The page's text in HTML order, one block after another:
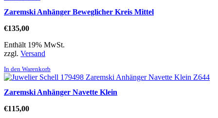
Zaremski Anhänger Beweglicher Kreis Mittel
€135,00
Enthält 19% MwSt.
zzgl. Versand
In den Warenkorb
Zaremski Anhänger Navette Klein
€115,00